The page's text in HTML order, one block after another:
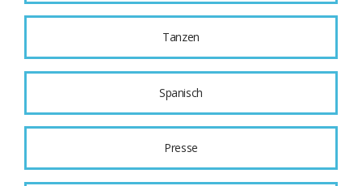
Tanzen
Spanisch
Presse